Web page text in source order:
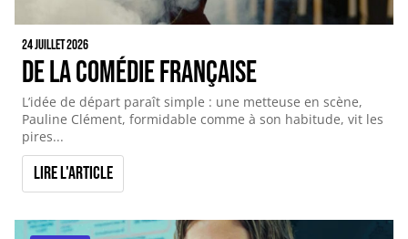
24 juillet 2026
De la comédie française
L’idée de départ paraît simple : une metteuse en scène,
Pauline Clément, formidable comme à son habitude, vit les
pires...
Lire l'article